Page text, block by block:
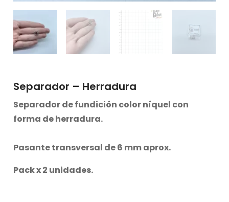
Separador – Herradura
Separador de fundición color níquel con
forma de herradura.
Pasante transversal de 6 mm aprox.
Pack x 2 unidades.